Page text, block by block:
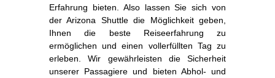
Erfahrung bieten. Also lassen Sie sich von
der Arizona Shuttle die Möglichkeit geben,
Ihnen die beste Reiseerfahrung zu
ermöglichen und einen vollerfüllten Tag zu
erleben. Wir gewährleisten die Sicherheit
unserer Passagiere und bieten Abhol- und